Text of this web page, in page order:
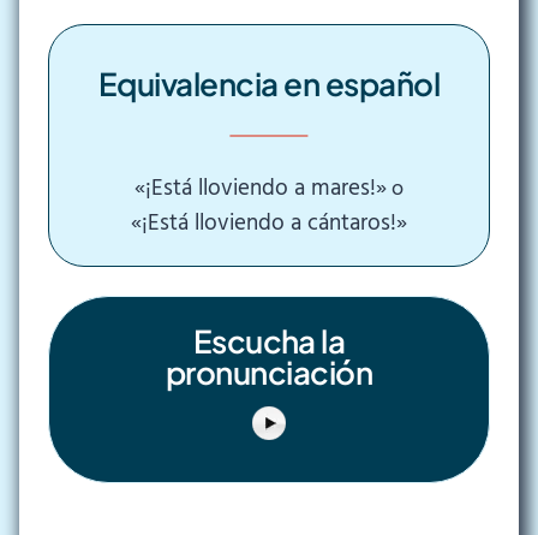
Equivalencia en español
«¡Está lloviendo a mares!»o
«¡Está lloviendo a cántaros!»
Escucha la
pronunciación